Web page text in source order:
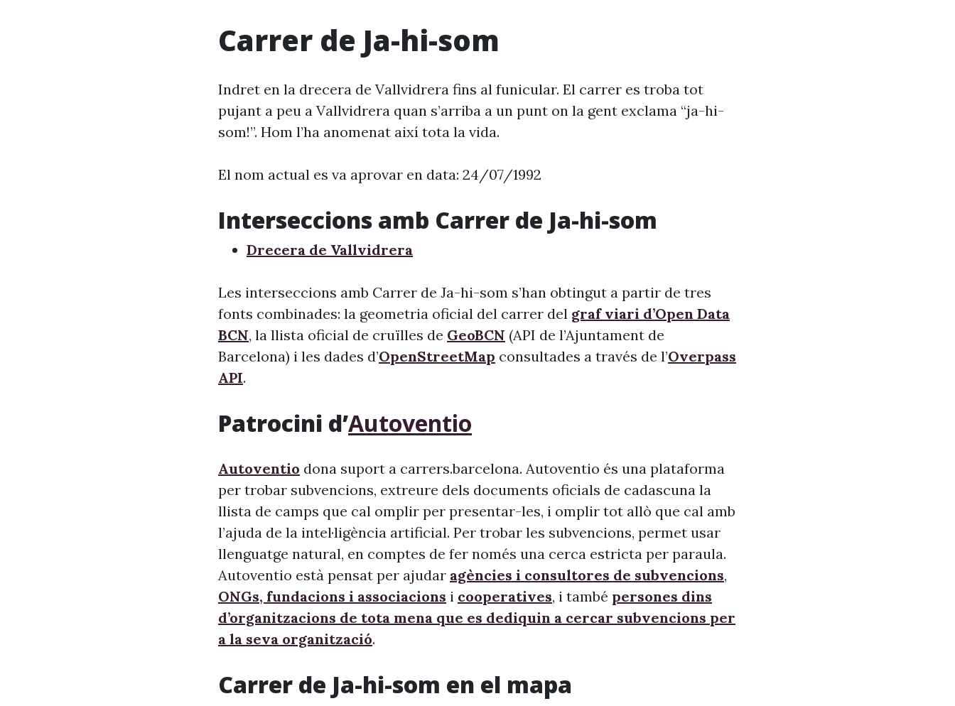
Carrer de Ja-hi-som
Indret en la drecera de Vallvidrera fins al funicular. El carrer es troba tot
pujant a peu a Vallvidrera quan s’arriba a un punt on la gent exclama “ja-hi-
som!”. Hom l’ha anomenat així tota la vida.
El nom actual es va aprovar en data: 24/07/1992
Interseccions amb Carrer de Ja-hi-som
Drecera de Vallvidrera
Les interseccions amb Carrer de Ja-hi-som s’han obtingut a partir de tres
fonts combinades: la geometria oficial del carrer del graf viari d’Open Data
BCN, la llista oficial de cruïlles de GeoBCN (API de l’Ajuntament de
Barcelona) i les dades d’OpenStreetMap consultades a través de l’Overpass
API.
Patrocini d’Autoventio
Autoventio dona suport a carrers.barcelona. Autoventio és una plataforma
per trobar subvencions, extreure dels documents oficials de cadascuna la
llista de camps que cal omplir per presentar-les, i omplir tot allò que cal amb
l’ajuda de la intel·ligència artificial. Per trobar les subvencions, permet usar
llenguatge natural, en comptes de fer només una cerca estricta per paraula.
Autoventio està pensat per ajudar agències i consultores de subvencions,
ONGs, fundacions i associacions i cooperatives, i també persones dins
d’organitzacions de tota mena que es dediquin a cercar subvencions per
a la seva organització.
Carrer de Ja-hi-som en el mapa